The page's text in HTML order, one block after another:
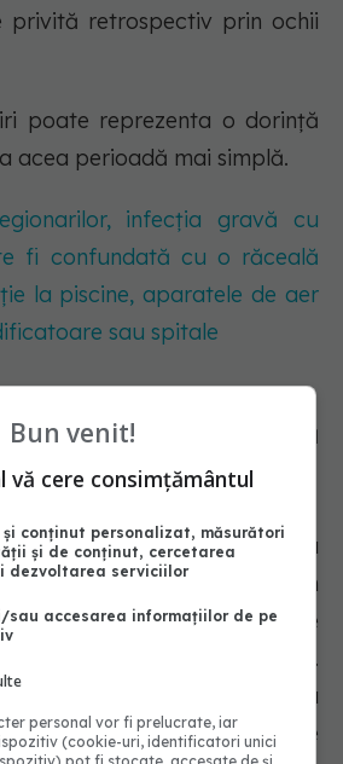
privită retrospectiv prin ochii
poate reprezenta o dorință
acea perioadă mai simplă.
infecția gravă cu
fi confundată cu o răceală
la piscine, aparatele de aer
sau spitale
reprezintă
îți reprezintă tinerețea, prima
aminti și de o perioadă în
păreau nesfârșite și mare
părea nouă și incitantă.
ta dragoste poate evoca
ar fi fost dacă”, deoarece te
Bun venit!
vă cere consimțământul
conținut personalizat, măsurători
și de conținut, cercetarea
dezvoltarea serviciilor
sau accesarea informațiilor de pe
personal vor fi prelucrate, iar
(cookie-uri, identificatori unici